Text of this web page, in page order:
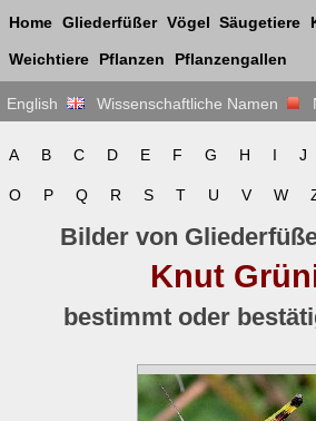
Home Gliederfüßer Vögel Säugetiere
Weichtiere Pflanzen Pflanzengallen
English Wissenschaftliche Namen
A B C D E F G H I J
O P Q R S T U V W
Bilder von
Knut
bestimmt oder